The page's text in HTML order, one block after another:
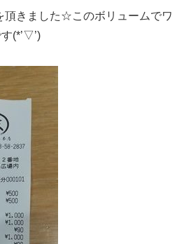
頂きました☆このボリュームでワ
(*’▽’)